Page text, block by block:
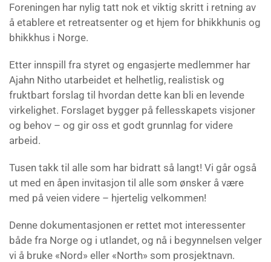
Foreningen har nylig tatt nok et viktig skritt i retning av
å etablere et retreatsenter og et hjem for bhikkhunis og
bhikkhus i Norge.
Etter innspill fra styret og engasjerte medlemmer har
Ajahn Nitho utarbeidet et helhetlig, realistisk og
fruktbart forslag til hvordan dette kan bli en levende
virkelighet. Forslaget bygger på fellesskapets visjoner
og behov – og gir oss et godt grunnlag for videre
arbeid.
Tusen takk til alle som har bidratt så langt! Vi går også
ut med en åpen invitasjon til alle som ønsker å være
med på veien videre – hjertelig velkommen!
Denne dokumentasjonen er rettet mot interessenter
både fra Norge og i utlandet, og nå i begynnelsen velger
vi å bruke «Nord» eller «North» som prosjektnavn.